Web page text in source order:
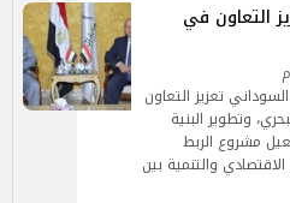
التعاون في
تعزيز التعاون
وتطوير البنية
مشروع الربط
والتنمية بين